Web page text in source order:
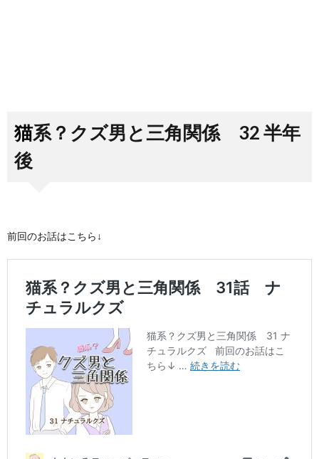
猫系？クズ男と三角関係 32 半年
後
前回のお話はこちら↓